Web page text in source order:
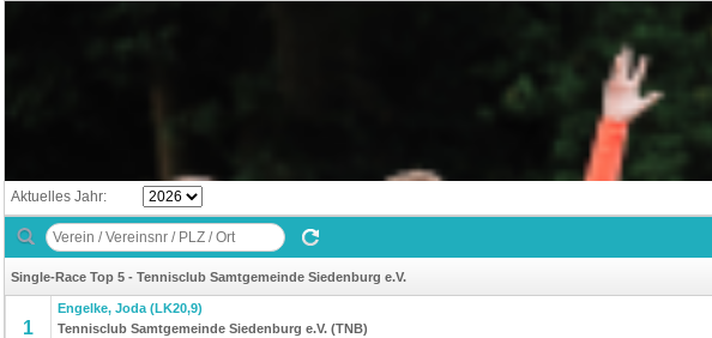
Aktuelles Jahr:
Single-Race Top 5 - Tennisclub Samtgemeinde Siedenburg e.V.
1
Engelke, Joda (LK20,9)
Tennisclub Samtgemeinde Siedenburg e.V. (TNB)